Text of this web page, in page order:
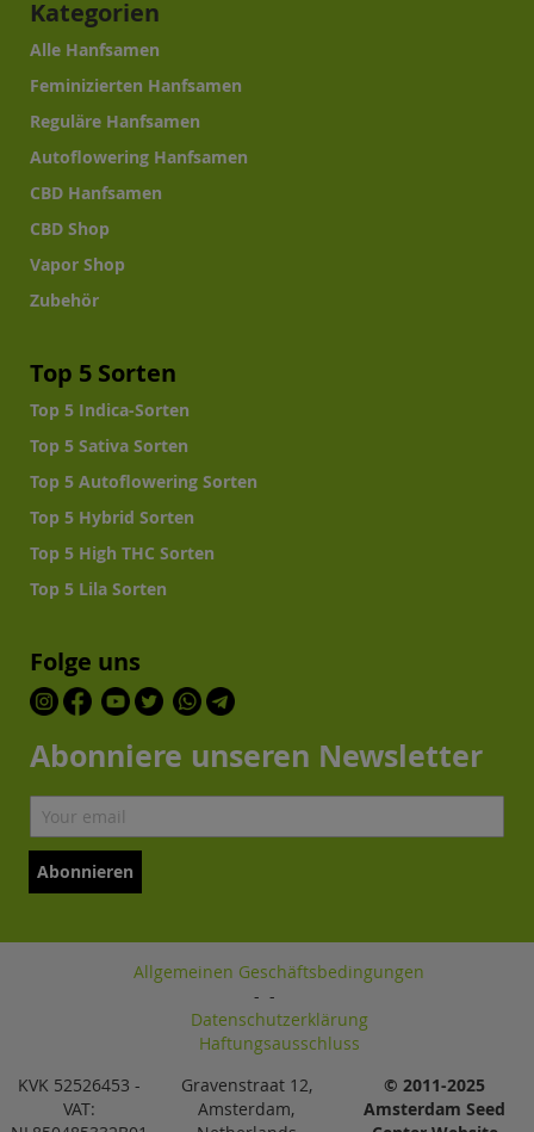
Kategorien
Alle Hanfsamen
Feminizierten Hanfsamen
Reguläre Hanfsamen
Autoflowering Hanfsamen
CBD Hanfsamen
CBD Shop
Vapor Shop
Zubehör
Top 5 Sorten
Top 5 Indica-Sorten
Top 5 Sativa Sorten
Top 5 Autoflowering Sorten
Top 5 Hybrid Sorten
Top 5 High THC Sorten
Top 5 Lila Sorten
Folge uns
Abonniere unseren Newsletter
Abonnieren
Allgemeinen Geschäftsbedingungen
-
Datenschutzerklärung
-
Haftungsausschluss
KVK 52526453 -
VAT:
Gravenstraat 12,
Amsterdam,
© 2011-2025
Amsterdam Seed